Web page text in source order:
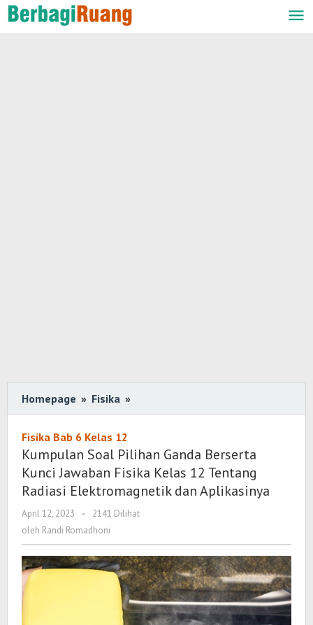
Lewati
ke
Homepage » Fisika »
Soal
Ganda
Berserta
Jawaban
Fisika
12
Tentang
Radiasi
Elektromagnetik
dan
Fisika Bab 6 Kelas 12
Kumpulan Soal Pilihan Ganda Berserta
Kunci Jawaban Fisika Kelas 12 Tentang
Radiasi Elektromagnetik dan Aplikasinya
April 12, 2023
oleh
Randi
-
2141 Dilihat
oleh Randi Romadhoni